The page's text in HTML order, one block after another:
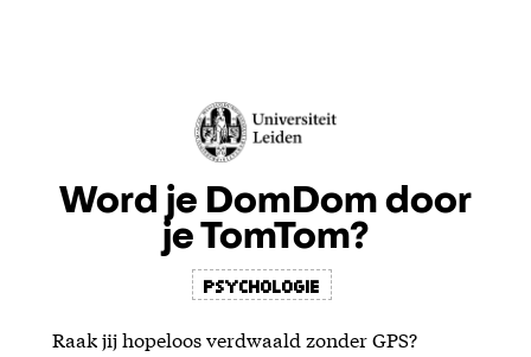
Word je DomDom door
je TomTom?
Psychologie
Raak jij hopeloos verdwaald zonder GPS?